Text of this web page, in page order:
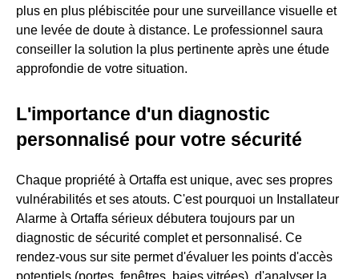
plus en plus plébiscitée pour une surveillance visuelle et
une levée de doute à distance. Le professionnel saura
conseiller la solution la plus pertinente après une étude
approfondie de votre situation.
L'importance d'un diagnostic
personnalisé pour votre sécurité
Chaque propriété à Ortaffa est unique, avec ses propres
vulnérabilités et ses atouts. C'est pourquoi un Installateur
Alarme à Ortaffa sérieux débutera toujours par un
diagnostic de sécurité complet et personnalisé. Ce
rendez-vous sur site permet d'évaluer les points d'accès
potentiels (portes, fenêtres, baies vitrées), d'analyser la